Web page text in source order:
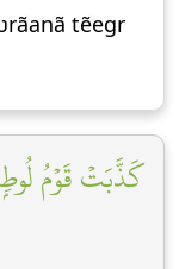
tẽegr
كَذَّبَتۡ قَوۡمُ لُوطِۭ